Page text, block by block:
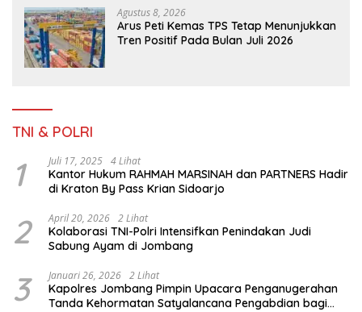
Agustus 8, 2026
Arus Peti Kemas TPS Tetap Menunjukkan
Tren Positif Pada Bulan Juli 2026
TNI & POLRI
1 Juli 17, 2025 4 Lihat
Kantor Hukum RAHMAH MARSINAH dan PARTNERS Hadir
di Kraton By Pass Krian Sidoarjo
2 April 20, 2026 2 Lihat
Kolaborasi TNI-Polri Intensifkan Penindakan Judi
Sabung Ayam di Jombang
3 Januari 26, 2026 2 Lihat
Kapolres Jombang Pimpin Upacara Penganugerahan
Tanda Kehormatan Satyalancana Pengabdian bagi